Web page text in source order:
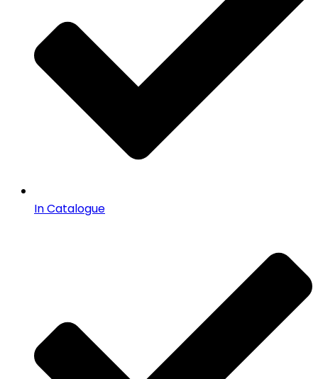
In Catalogue